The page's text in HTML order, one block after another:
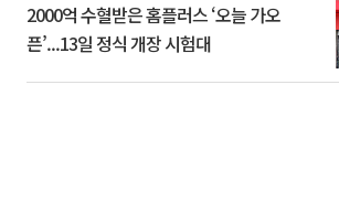
2000억 수혈받은 홈플러스 ‘오늘 가오
픈’...13일 정식 개장 시험대